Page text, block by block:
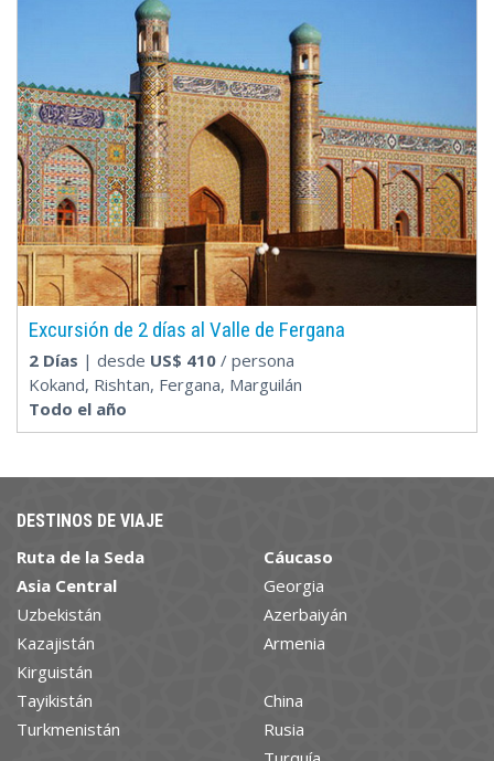
Excursión de 2 días al Valle de Fergana
2 Días | desde US$ 410 / persona
Kokand, Rishtan, Fergana, Marguilán
Todo el año
DESTINOS DE VIAJE
Ruta de la Seda
Asia Central
Uzbekistán
Kazajistán
Kirguistán
Tayikistán
Turkmenistán
Cáucaso
Georgia
Azerbaiyán
Armenia
China
Rusia